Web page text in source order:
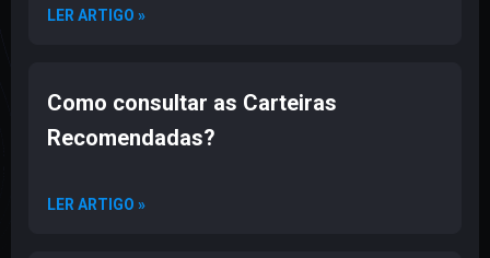
LER ARTIGO »
Como consultar as Carteiras
Recomendadas?
LER ARTIGO »